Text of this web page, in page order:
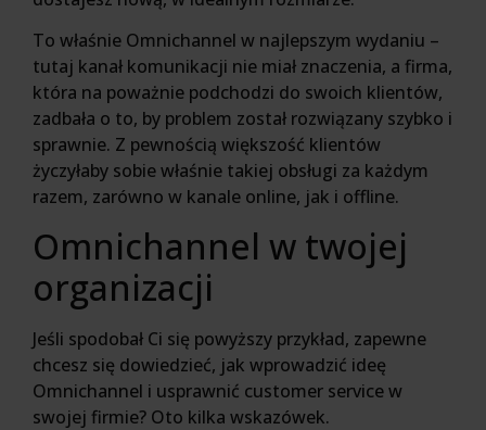
To właśnie Omnichannel w najlepszym wydaniu –
tutaj kanał komunikacji nie miał znaczenia, a firma,
która na poważnie podchodzi do swoich klientów,
zadbała o to, by problem został rozwiązany szybko i
sprawnie. Z pewnością większość klientów
życzyłaby sobie właśnie takiej obsługi za każdym
razem, zarówno w kanale online, jak i offline.
Omnichannel w twojej
organizacji
Jeśli spodobał Ci się powyższy przykład, zapewne
chcesz się dowiedzieć, jak wprowadzić ideę
Omnichannel i usprawnić customer service w
swojej firmie? Oto kilka wskazówek.